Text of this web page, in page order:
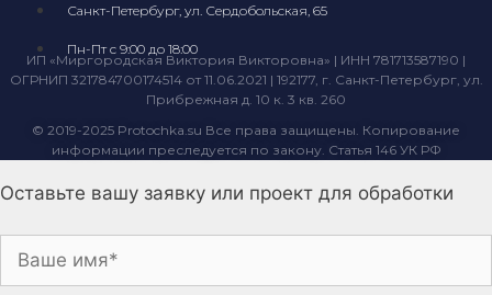
Санкт-Петербург, ул. Сердобольская, 65
Пн-Пт с 9:00 до 18:00
ИП «Миргородская Виктория Викторовна» | ИНН 781713587190 |
ОГРНИП 321784700174514 от 11.06.2021 | 192177, г. Санкт-Петербург, ул.
Прибрежная д. 10 к. 3 кв. 260
© 2019-2025 Protochka.su Все права защищены. Копирование
информации преследуется по закону. Статья 146 УК РФ
Оставьте вашу заявку или проект для обработки